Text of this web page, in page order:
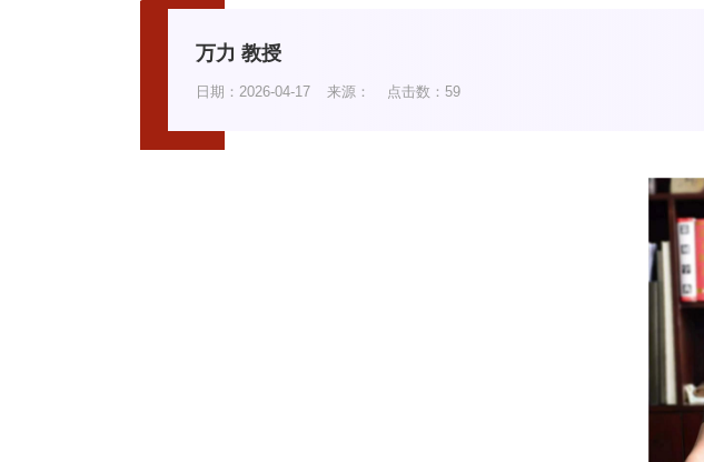
万力 教授
日期：2026-04-17 来源： 点击数：59